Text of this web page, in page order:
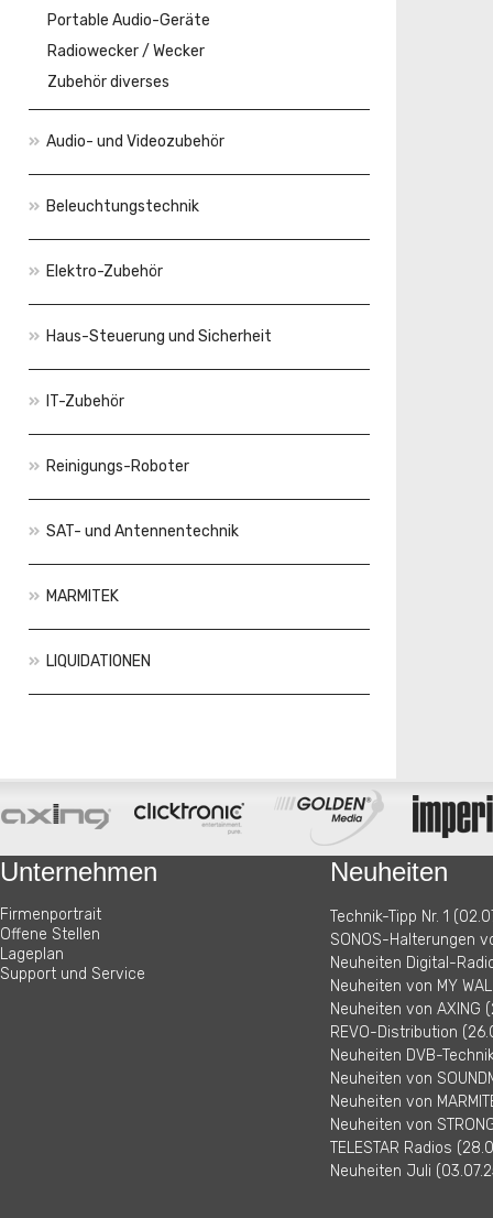
Portable Audio-Geräte
Radiowecker / Wecker
Zubehör diverses
Audio- und Videozubehör
Beleuchtungstechnik
Elektro-Zubehör
Haus-Steuerung und Sicherheit
IT-Zubehör
Reinigungs-Roboter
SAT- und Antennentechnik
MARMITEK
LIQUIDATIONEN
Unternehmen
Firmenportrait
Offene Stellen
Lageplan
Support und Service
Neuheiten
Technik-Tipp Nr. 1
SONOS-Halterungen
Neuheiten Digital-
Neuheiten von MY
Neuheiten von AXING
REVO-Distribution
Neuheiten DVB-
Neuheiten von
Neuheiten von
Neuheiten von
TELESTAR Radios
Neuheiten Juli